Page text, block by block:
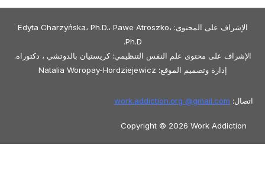
الإشراف على المحتوى: Edyta Charzyńska، Ph.D.، Pawe Atroszko،
Ph.D.
الإشراف على محتوى علم النفس التنظيمي: كريستيان بالدوتشي ، دكتوراه.
إدارة وتصميم الموقع: Natalia Woropay-Hordziejewicz
اتصال: work.addiction.org @gmail.com
Copyright © 2026 Work Addiction